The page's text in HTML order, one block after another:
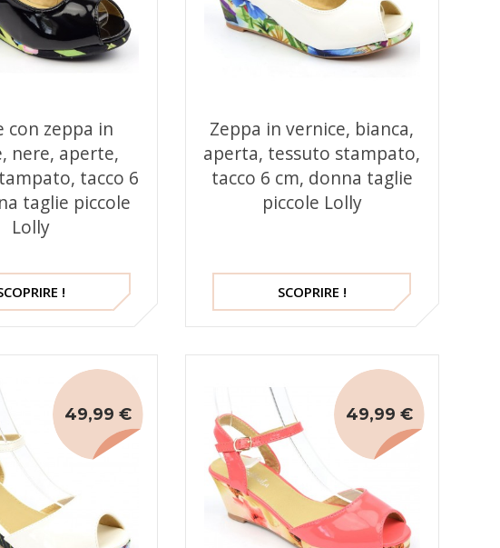
con zeppa in
nere, aperte,
tacco 6
taglie piccole
Lolly
!
Zeppa in vernice, bianca,
aperta, tessuto stampato,
tacco 6 cm, donna taglie
piccole Lolly
SCOPRIRE !
49,99 € 49,99 €